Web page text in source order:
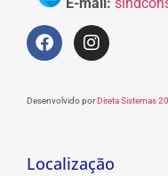
E-mail:
Desenvolvido porDireta Sistemas
Localização